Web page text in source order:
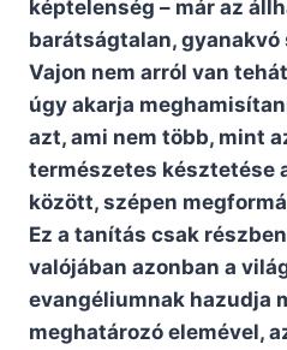
képtelenség – már az
barátságtalan,
Vajon nem arról van
úgy akarja
azt, ami nem több, mint
természetes késztetése
között, szépen
Ez a tanítás csak
valójában azonban a
evangéliumnak hazudja
meghatározó elemével,